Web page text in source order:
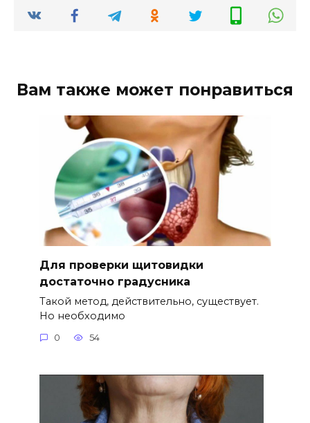
Вам также может понравиться
Для проверки щитовидки
достаточно градусника
Такой метод, действительно, существует.
Но необходимо
0 54